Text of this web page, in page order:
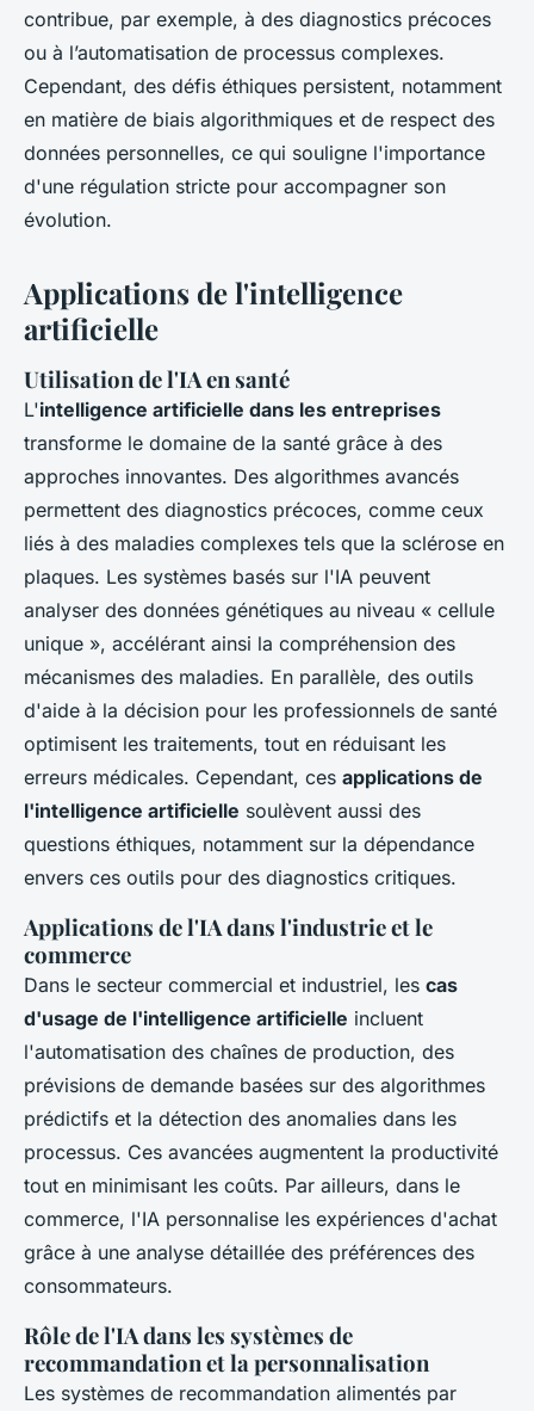
contribue, par exemple, à des diagnostics précoces
ou à l’automatisation de processus complexes.
Cependant, des défis éthiques persistent, notamment
en matière de biais algorithmiques et de respect des
données personnelles, ce qui souligne l'importance
d'une régulation stricte pour accompagner son
évolution.
Applications de l'intelligence
artificielle
Utilisation de l'IA en santé
L'intelligence artificielle dans les entreprises
transforme le domaine de la santé grâce à des
approches innovantes. Des algorithmes avancés
permettent des diagnostics précoces, comme ceux
liés à des maladies complexes tels que la sclérose en
plaques. Les systèmes basés sur l'IA peuvent
analyser des données génétiques au niveau « cellule
unique », accélérant ainsi la compréhension des
mécanismes des maladies. En parallèle, des outils
d'aide à la décision pour les professionnels de santé
optimisent les traitements, tout en réduisant les
erreurs médicales. Cependant, ces applications de
l'intelligence artificielle soulèvent aussi des
questions éthiques, notamment sur la dépendance
envers ces outils pour des diagnostics critiques.
Applications de l'IA dans l'industrie et le
commerce
Dans le secteur commercial et industriel, les cas
d'usage de l'intelligence artificielle incluent
l'automatisation des chaînes de production, des
prévisions de demande basées sur des algorithmes
prédictifs et la détection des anomalies dans les
processus. Ces avancées augmentent la productivité
tout en minimisant les coûts. Par ailleurs, dans le
commerce, l'IA personnalise les expériences d'achat
grâce à une analyse détaillée des préférences des
consommateurs.
Rôle de l'IA dans les systèmes de
recommandation et la personnalisation
Les systèmes de recommandation alimentés par